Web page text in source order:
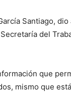
Santiago,
del
que
mismo que